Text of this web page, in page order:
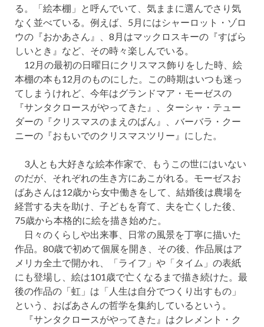
る。「絵本棚」と呼んでいて、気ままに選んでさり気
なく並べている。例えば、5月にはシャーロット・ゾロ
ウの『おかあさん』、8月はマックロスキーの『すばら
しいとき』など、その時々楽しんでいる。
12月の最初の日曜日にクリスマス飾りをした時、絵
本棚の本も12月のものにした。この時期はいつも迷っ
てしまうけれど、今年はグランドマア・モーゼスの
『サンタクロースがやってきた』、ターシャ・テュー
ダーの『クリスマスのまえのばん』、バーバラ・クー
ニーの『おもいでのクリスマスツリー』にした。
3人とも大好きな絵本作家で、もうこの世にはいない
のだが、それぞれの生き方にあこがれる。モーゼスお
ばあさんは12歳から女中働きをして、結婚後は農場を
経営する夫を助け、子どもを育て、夫を亡くした後、
75歳から本格的に絵を描き始めた。
日々のくらしや出来事、日常の風景を丁寧に描いた
作品。80歳で初めて個展を開き、その後、作品展はア
メリカ全土で開かれ、「ライフ」や「タイム」の表紙
にも登場し、絵は101歳で亡くなるまで描き続けた。最
後の作品の「虹」は「人生は自分でつくり出すもの」
という、おばあさんの哲学を集約しているという。
『サンタクロースがやってきた』はクレメント・ク